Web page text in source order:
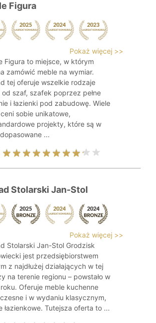
Figura
Pokaż więcej >>
Figura to miejsce, w którym
zamówić meble na wymiar.
tej oferuje wszelkie rodzaje
od szaf, szafek poprzez pełne
i łazienki pod zabudowę. Wiele
sobie unikatowe,
projekty, które są w
dopasowane ...
Stolarski Jan-Stol
Pokaż więcej >>
Stolarski Jan-Stol Grodzisk
jest przedsiębiorstwem
z najdłużej działających w tej
na terenie regionu – powstało w
Oferuje meble kuchenne
i w wydaniu klasycznym,
łazienkowe. Tutejsza oferta to ...